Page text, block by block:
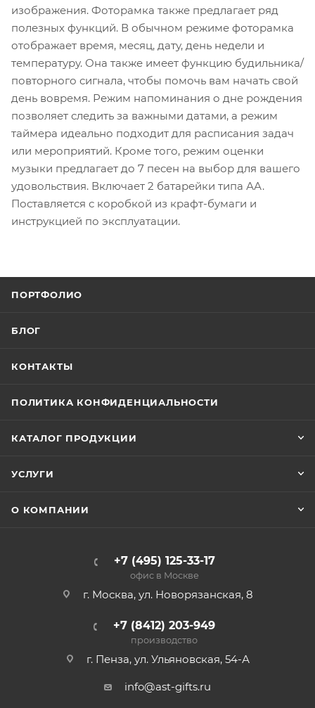
изображения. Фоторамка также предлагает ряд
полезных функций. В обычном режиме фоторамка
отображает время, месяц, дату, день недели и
температуру. Она также имеет функцию будильника/
повторного сигнала, чтобы помочь вам начать свой
день вовремя. Режим напоминания о дне рождения
позволяет следить за важными датами, а режим
таймера идеально подходит для расписания задач
или мероприятий. Кроме того, режим оценки
музыки предлагает до 7 песен на выбор для вашего
удовольствия. Включает 2 батарейки типа АА.
Поставляется с коробкой из крафт-бумаги и
инструкцией по эксплуатации.
ПОРТФОЛИО
БЛОГ
КОНТАКТЫ
ПОЛИТИКА КОНФИДЕНЦИАЛЬНОСТИ
КАТАЛОГ ПРОДУКЦИИ
УСЛУГИ
О КОМПАНИИ
+7 (495) 125-33-17
офис в Москве
г. Москва, ул. Новорязанская, 8
+7 (8412) 203-949
производство
г. Пенза, ул. Ульяновская, 54-А
info@ast-gifts.ru